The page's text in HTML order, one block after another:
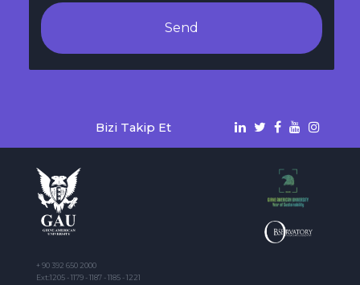
Send
Bizi Takip Et
+ 90 392 650 2000
Ext:1205 - 1179 - 1187 - 1185 - 1221